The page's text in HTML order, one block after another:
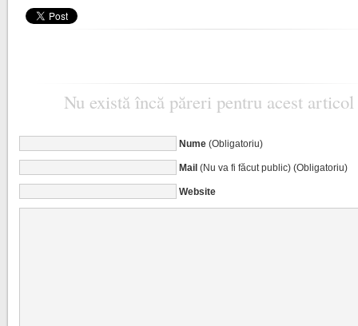
Nu există încă păreri pentru acest articol
Nume(Obligatoriu)
Mail(Nu va fi făcut public) (Obligatoriu)
Website